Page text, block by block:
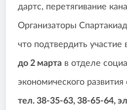
дартс, перетягивание
Организаторы
что подтвердить
до 2 марта в отделе
экономического
тел. 38-35-63, 38-65-64,